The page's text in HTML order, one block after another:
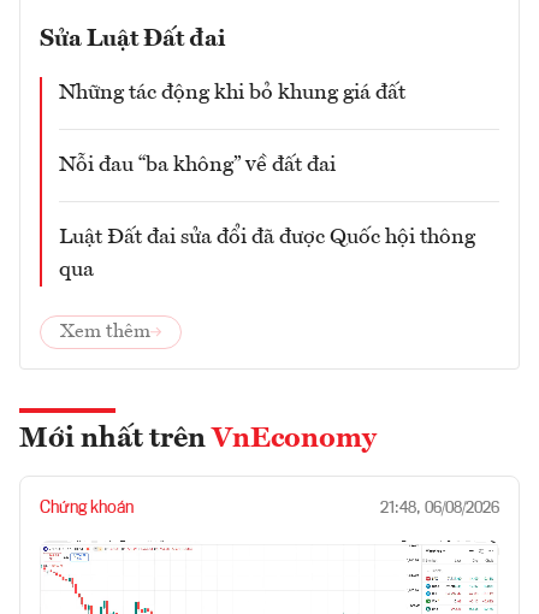
Sửa Luật Đất đai
Những tác động khi bỏ khung giá đất
Nỗi đau “ba không” về đất đai
Luật Đất đai sửa đổi đã được Quốc hội thông
qua
Xem thêm
Mới nhất trên VnEconomy
Chứng khoán 21:48, 06/08/2026